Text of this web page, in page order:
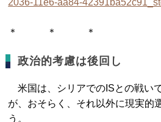
2036-11e6-aa84-
＊ ＊ ＊
政治的考慮は後回し
米国は、シリアでのISとの戦い
が、おそらく、それ以外に現実的
う。